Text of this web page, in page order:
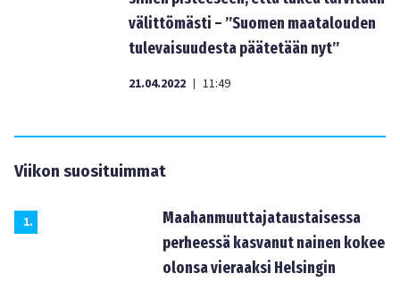
välittömästi – ”Suomen maatalouden
tulevaisuudesta päätetään nyt”
21.04.2022 | 11:49
Viikon suosituimmat
1.
Maahanmuuttajataustaisessa
perheessä kasvanut nainen kokee
olonsa vieraaksi Helsingin